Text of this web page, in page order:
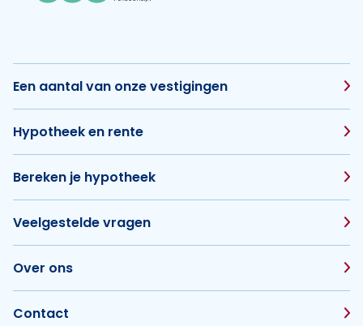
Een aantal van onze vestigingen
Hypotheek en rente
Bereken je hypotheek
Veelgestelde vragen
Over ons
Contact